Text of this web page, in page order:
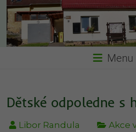
Menu
Dětské odpoledne s
Libor Randula Akce